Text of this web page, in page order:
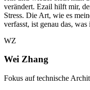
verändert. Ezail hilft mir,
Stress. Die Art, wie es
verfasst, ist genau das, was
WZ
Wei Zhang
Fokus auf technische